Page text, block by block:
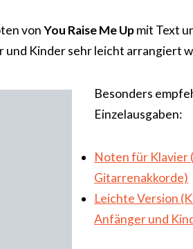
vonYou Raise Me Upmit Text
und Kinder sehr leicht arrangiert
Besonders
Einzelausgaben:
Noten für Klavier
Gitarrenakkorde)
Leichte Version
Anfänger und